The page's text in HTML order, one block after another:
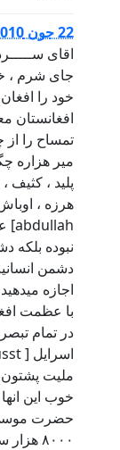
22 جون 2010, 19:08
اقای
جای شرم ،
خود را
افغانستان
تمساح را
مير هزاره
پليد ، کثيف ،
هرزه ،
abdullah] عبدالله که هرگز عبد الله
نبوده بلکه
دشمن
اجازه
با عظمت
در تمام
مليت پشتون
خوب اين
حضرت موسی